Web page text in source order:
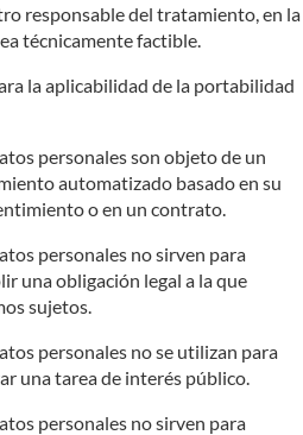
responsable del tratamiento, en la
técnicamente factible.
la aplicabilidad de la portabilidad
personales son objeto de un
automatizado basado en su
o en un contrato.
personales no sirven para
una obligación legal a la que
sujetos.
personales no se utilizan para
una tarea de interés público.
personales no sirven para